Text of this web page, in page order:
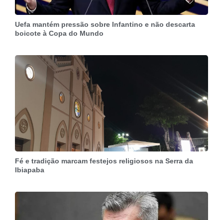
Uefa mantém pressão sobre Infantino e não descarta
boicote à Copa do Mundo
Fé e tradição marcam festejos religiosos na Serra da
Ibiapaba